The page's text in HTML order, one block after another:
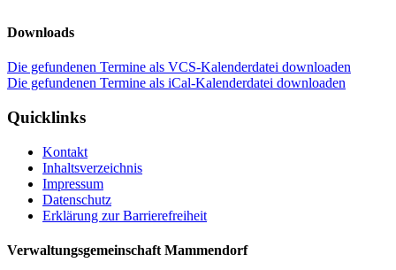
Downloads
Die gefundenen Termine als VCS-Kalenderdatei downloaden
Die gefundenen Termine als iCal-Kalenderdatei downloaden
Quicklinks
Kontakt
Inhaltsverzeichnis
Impressum
Datenschutz
Erklärung zur Barrierefreiheit
Verwaltungsgemeinschaft Mammendorf